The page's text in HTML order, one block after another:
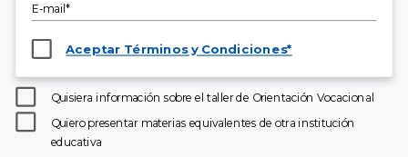
E-mail*
Aceptar Términos y Condiciones*
Quisiera información sobre el taller de Orientación Vocacional
Quiero presentar materias equivalentes de otra institución
educativa